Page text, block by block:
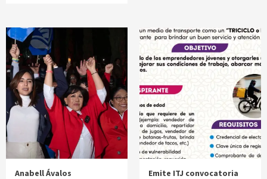
Anabell Ávalos
Emite ITJ convocatoria